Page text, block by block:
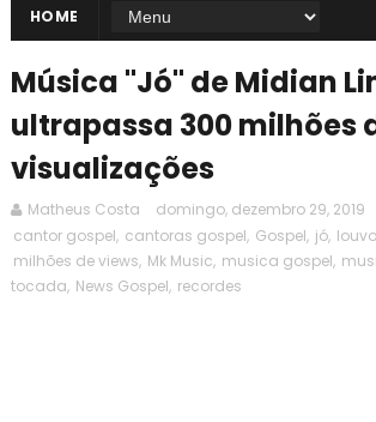
HOME
Música "Jó" de Midian
ultrapassa 300 milhões
visualizações
Matheus Costa domingo, dezembro 29, 2019
cantor gospel, cantoras gospel, Gospel, jó,
milhões de views, Mk Music, musica gospel,
tocada, News Gospel, recordes